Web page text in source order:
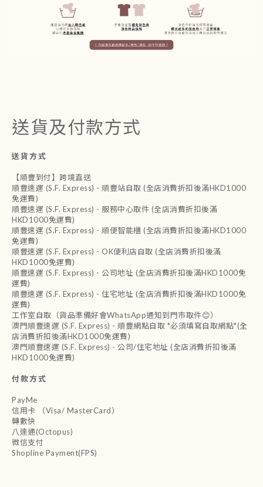
送貨及付款方式
送貨方式
【順豐到付】跨境直送
順豐速運 (S.F. Express) - 順豐站自取 (全店消費折扣後滿HKD1000
免運費)
順豐速運 (S.F. Express) - 服務中心取件 (全店消費折扣後滿
HKD1000免運費)
順豐速運 (S.F. Express) - 順便智能櫃 (全店消費折扣後滿HKD1000
免運費)
順豐速運 (S.F. Express) - OK便利店自取 (全店消費折扣後滿
HKD1000免運費)
順豐速運 (S.F. Express) - 公司地址 (全店消費折扣後滿HKD1000免
運費)
順豐速運 (S.F. Express) - 住宅地址 (全店消費折扣後滿HKD1000免
運費)
工作室自取（貨品準備好會WhatsApp通知到門市取件😊）
澳門順豐速運 (S.F. Express) - 順豐網點自取 *必須填寫自取網點*(全
店消費折扣後滿HKD1000免運費)
澳門順豐速運 (S.F. Express) - 公司/住宅地址 (全店消費折扣後滿
HKD1000免運費)
付款方式
PayMe
信用卡 （Visa/ MasterCard）
轉數快
八達通(Octopus)
微信支付
Shopline Payment(FPS)